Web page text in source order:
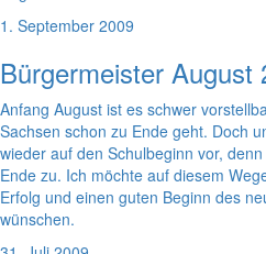
1. September 2009
Bürgermeister August
Anfang August ist es schwer
Sachsen schon zu Ende geht. Doch
wieder auf den Schulbeginn vor,
Ende zu. Ich möchte auf diesem
Erfolg und einen guten Beginn des
wünschen.